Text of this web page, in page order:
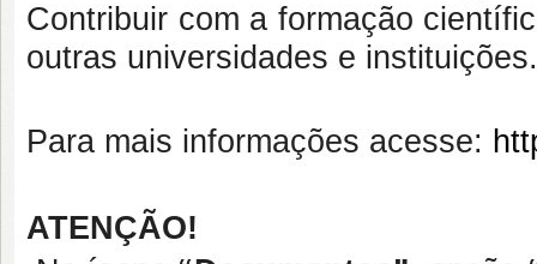
Contribuir com a formação
outras universidades e instituições.
Para mais informações acesse:
ATENÇÃO!